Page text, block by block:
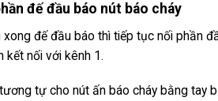
đế đầu báo nút báo cháy
xong đế đầu báo thì tiếp tục nối phần
kết nối với kênh 1.
tự cho nút ấn báo cháy bằng tay